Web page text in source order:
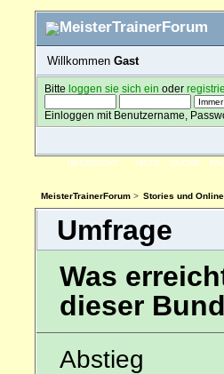
Willkommen Gast
Bitteloggen sie sich ein oder
Einloggen mit Benutzername,
ÜBERSICHT HILFE SUCHE
MeisterTrainerForum> Stories und
Umfrage
Was
dieser
Abstieg